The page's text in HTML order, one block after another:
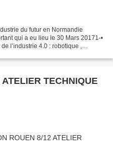
du futur en Normandie
qui a eu lieu le 30 Mars 20171-•
l’industrie 4.0 : robotique ,
TECHNIQUE